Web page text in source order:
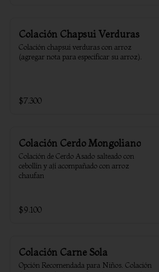
Colación Chapsui Verduras
Colación chapsui verduras con arroz
(agregar nota para especificar su arroz).
$7.300
Colación Cerdo Mongoliano
Colación de Cerdo Asado salteado con
cebollín y ají acompañado con arroz
chaufan
$9.100
Colación Carne Sola
Opción Recomendada para Niños. Colación